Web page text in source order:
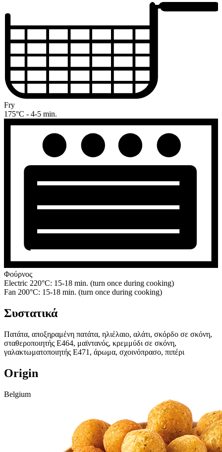
Fry
175°C - 4-5 min.
Φούρνος
Electric 220°C: 15-18 min. (turn once during cooking)
Fan 200°C: 15-18 min. (turn once during cooking)
Συστατικά
Πατάτα, αποξηραμένη πατάτα, ηλιέλαιο, αλάτι, σκόρδο σε σκόνη,
σταθεροποιητής E464, μαϊντανός, κρεμμύδι σε σκόνη,
γαλακτωματοποιητής E471, άρωμα, σχοινόπρασο, πιπέρι
Origin
Belgium